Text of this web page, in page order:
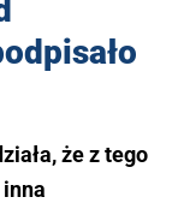
że z tego